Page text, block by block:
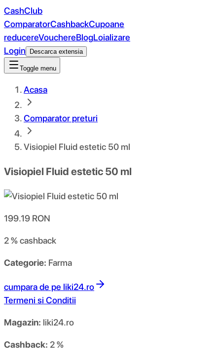
CashClub
ComparatorCashbackCupoane
reducereVouchereBlogLoializare
Login
Descarca extensia
Toggle menu
Acasa
Comparator preturi
Visiopiel Fluid estetic 50 ml
Visiopiel Fluid estetic 50 ml
199.19 RON
2 %cashback
Categorie: Farma
cumpara de pe liki24.ro
Termeni si Conditii
Magazin: liki24.ro
Cashback: 2 %